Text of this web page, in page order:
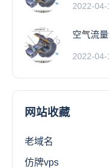
2022-04-
空气流
2022-04-
网站收藏
老域名
仿牌vps